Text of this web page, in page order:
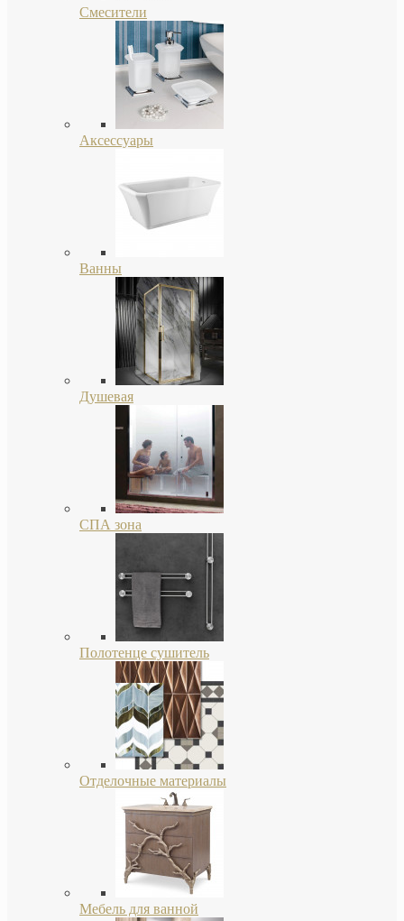
Смесители
Аксессуары
Ванны
Душевая
СПА зона
Полотенце сушитель
Отделочные материалы
Мебель для ванной